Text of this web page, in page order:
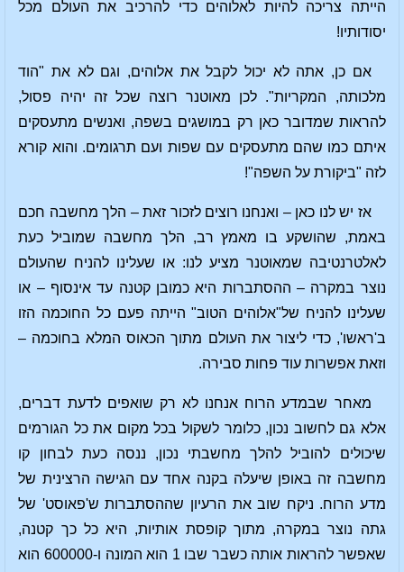
הייתה צריכה להיות לאלוהים כדי להרכיב את העולם מכל
יסודותיו!
אם כן, אתה לא יכול לקבל את אלוהים, וגם לא את "הוד
מלכותה, המקריות". לכן מאוטנר רוצה שכל זה יהיה פסול,
להראות שמדובר כאן רק במושגים בשפה, ואנשים מתעסקים
איתם כמו שהם מתעסקים עם שפות ועם תרגומים. והוא קורא
לזה "ביקורת על השפה"!
אז יש לנו כאן – ואנחנו רוצים לזכור זאת – הלך מחשבה חכם
באמת, שהושקע בו מאמץ רב, הלך מחשבה שמוביל כעת
לאלטרנטיבה שמאוטנר מציע לנו: או שעלינו להניח שהעולם
נוצר במקרה – ההסתברות היא כמובן קטנה עד אינסוף – או
שעלינו להניח של"אלוהים הטוב" הייתה פעם כל החוכמה הזו
ב'ראשו', כדי ליצור את העולם מתוך הכאוס המלא בחוכמה –
וזאת אפשרות עוד פחות סבירה.
מאחר שבמדע הרוח אנחנו לא רק שואפים לדעת דברים,
אלא גם לחשוב נכון, כלומר לשקול בכל מקום את כל הגורמים
שיכולים להוביל להלך מחשבתי נכון, ננסה כעת לבחון קו
מחשבה זה באופן שיעלה בקנה אחד עם הגישה הרצינית של
מדע הרוח. ניקח שוב את הרעיון שההסתברות ש'פאוסט' של
גתה נוצר במקרה, מתוך קופסת אותיות, היא כל כך קטנה,
שאפשר להראות אותה כשבר שבו 1 הוא המונה ו-600000 הוא